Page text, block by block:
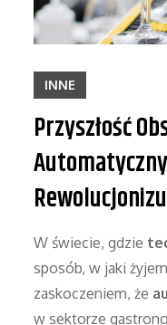
INNE
Przyszłość
W świecie, gdzie
sposób, w jaki
zaskoczeniem, że
w sektorze